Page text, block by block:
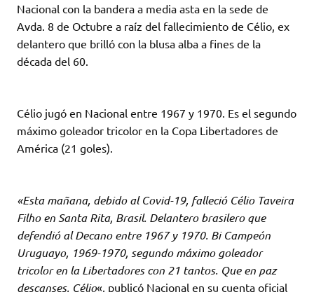
p
k r
Nacional con la bandera a media asta en la sede de
Avda. 8 de Octubre a raíz del fallecimiento de Célio, ex
delantero que brilló con la blusa alba a fines de la
década del 60.
Célio jugó en Nacional entre 1967 y 1970. Es el segundo
máximo goleador tricolor en la Copa Libertadores de
América (21 goles).
«Esta mañana, debido al Covid-19, falleció Célio Taveira
Filho en Santa Rita, Brasil. Delantero brasilero que
defendió al Decano entre 1967 y 1970. Bi Campeón
Uruguayo, 1969-1970, segundo máximo goleador
tricolor en la Libertadores con 21 tantos. Que en paz
descanses, Célio«, publicó Nacional en su cuenta oficial